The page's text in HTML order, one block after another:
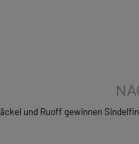
und Ruoff gewinnen